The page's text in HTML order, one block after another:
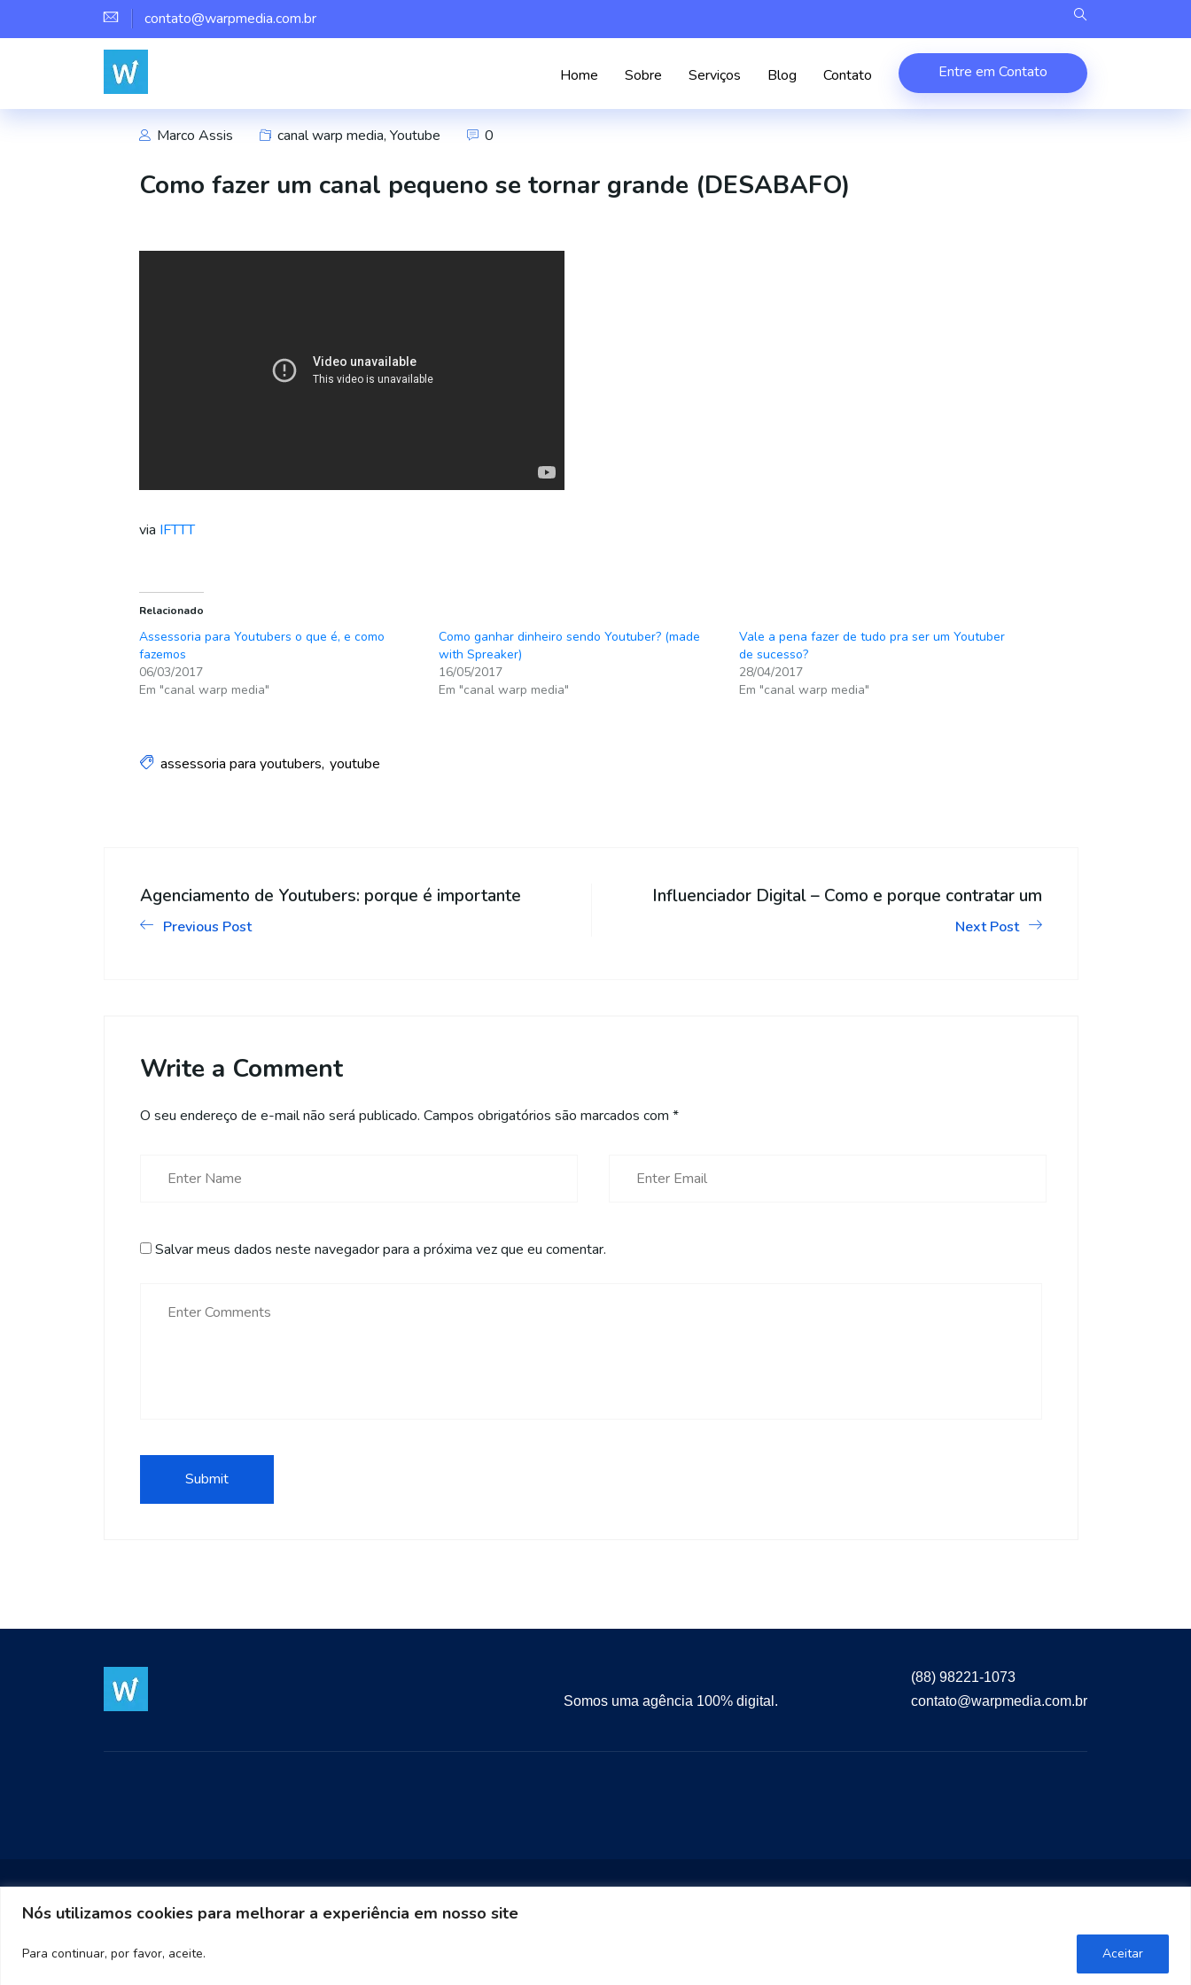
Nós utilizamos cookies para melhorar a experiência em nosso site
Para continuar, por favor, aceite. Aceitar
contato@warpmedia.com.br
Home Sobre Serviços Blog Contato Entre em Contato
Marco Assis canal warp media, Youtube 0
Como fazer um canal pequeno se tornar grande (DESABAFO)
via IFTTT
Relacionado
Assessoria para Youtubers o que é, e como
fazemos
06/03/2017
Em "canal warp media"
Como ganhar dinheiro sendo Youtuber? (made
with Spreaker)
16/05/2017
Em "canal warp media"
Vale a pena fazer de tudo pra ser um Youtuber
de sucesso?
28/04/2017
Em "canal warp media"
assessoria para youtubers youtube
Agenciamento de Youtubers: porque é importante
Previous Post
Influenciador Digital – Como e porque contratar um
Next Post
Write a Comment
O seu endereço de e-mail não será publicado. Campos obrigatórios são marcados com *
Salvar meus dados neste navegador para a próxima vez que eu comentar.
Somos uma agência 100% digital.
(88) 98221-1073
contato@warpmedia.com.br
Warp Media 2023